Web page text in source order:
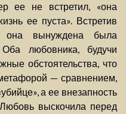
ее не встретил, «она
ее пуста». Встретив
вынуждена была
любовника, будучи
обстоятельства, что
— сравнением,
а ее внезапность
выскочила перед